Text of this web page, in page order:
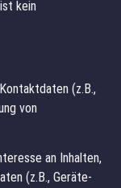
kein
(z.B.,
von
an Inhalten,
(z.B., Geräte-